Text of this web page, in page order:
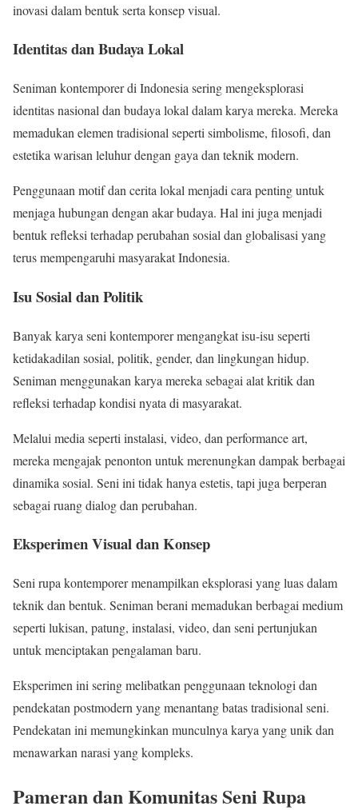
inovasi dalam bentuk serta konsep visual.
Identitas dan Budaya Lokal
Seniman kontemporer di Indonesia sering mengeksplorasi
identitas nasional dan budaya lokal dalam karya mereka. Mereka
memadukan elemen tradisional seperti simbolisme, filosofi, dan
estetika warisan leluhur dengan gaya dan teknik modern.
Penggunaan motif dan cerita lokal menjadi cara penting untuk
menjaga hubungan dengan akar budaya. Hal ini juga menjadi
bentuk refleksi terhadap perubahan sosial dan globalisasi yang
terus mempengaruhi masyarakat Indonesia.
Isu Sosial dan Politik
Banyak karya seni kontemporer mengangkat isu-isu seperti
ketidakadilan sosial, politik, gender, dan lingkungan hidup.
Seniman menggunakan karya mereka sebagai alat kritik dan
refleksi terhadap kondisi nyata di masyarakat.
Melalui media seperti instalasi, video, dan performance art,
mereka mengajak penonton untuk merenungkan dampak berbagai
dinamika sosial. Seni ini tidak hanya estetis, tapi juga berperan
sebagai ruang dialog dan perubahan.
Eksperimen Visual dan Konsep
Seni rupa kontemporer menampilkan eksplorasi yang luas dalam
teknik dan bentuk. Seniman berani memadukan berbagai medium
seperti lukisan, patung, instalasi, video, dan seni pertunjukan
untuk menciptakan pengalaman baru.
Eksperimen ini sering melibatkan penggunaan teknologi dan
pendekatan postmodern yang menantang batas tradisional seni.
Pendekatan ini memungkinkan munculnya karya yang unik dan
menawarkan narasi yang kompleks.
Pameran dan Komunitas Seni Rupa